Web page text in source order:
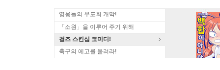
영웅들의 무도회 개막!
「소원」을 이루어 주기 위해
걸즈 스킨십 코미디!
축구의 에고를 울려라!